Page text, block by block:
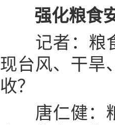
强化粮食
记者：粮食
现台风、干旱
收？
唐仁健：粮